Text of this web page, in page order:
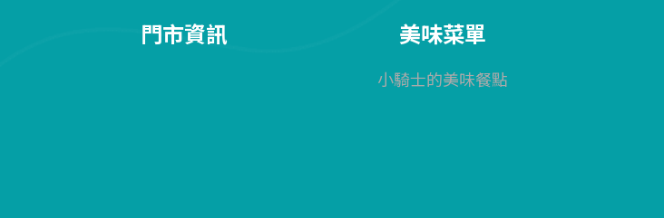
門市資訊 美味菜單
小騎士的美味餐點